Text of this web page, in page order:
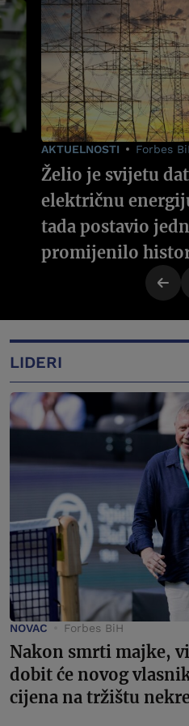
AKTUELNOSTI Forbes
Želio je svijetu
električnu
tada postavio
promijenilo
LIDERI
NOVAC Forbes BiH
Nakon smrti majke,
dobit će novog
cijena na tržištu